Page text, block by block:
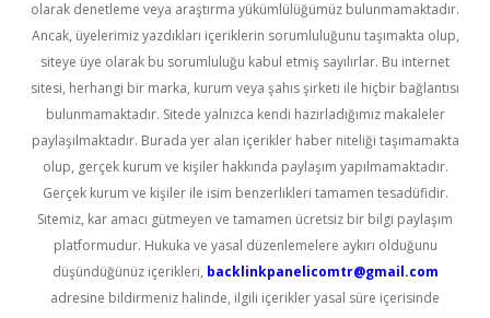
olarak denetleme veya araştırma yükümlülüğümüz bulunmamaktadır.
Ancak, üyelerimiz yazdıkları içeriklerin sorumluluğunu taşımakta olup,
siteye üye olarak bu sorumluluğu kabul etmiş sayılırlar. Bu internet
sitesi, herhangi bir marka, kurum veya şahıs şirketi ile hiçbir bağlantısı
bulunmamaktadır. Sitede yalnızca kendi hazırladığımız makaleler
paylaşılmaktadır. Burada yer alan içerikler haber niteliği taşımamakta
olup, gerçek kurum ve kişiler hakkında paylaşım yapılmamaktadır.
Gerçek kurum ve kişiler ile isim benzerlikleri tamamen tesadüfidir.
Sitemiz, kar amacı gütmeyen ve tamamen ücretsiz bir bilgi paylaşım
platformudur. Hukuka ve yasal düzenlemelere aykırı olduğunu
düşündüğünüz içerikleri, backlinkpanelicomtr@gmail.com
adresine bildirmeniz halinde, ilgili içerikler yasal süre içerisinde